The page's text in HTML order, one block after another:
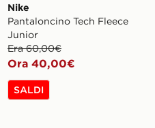
Nike
Pantaloncino Tech Fleece
Junior
Era 60,00€
Ora 40,00€
SALDI